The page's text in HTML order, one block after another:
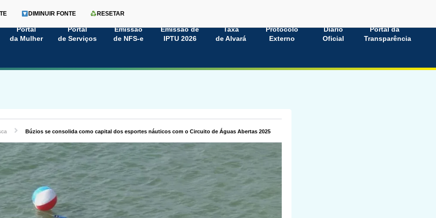
Portal
da Mulher
Portal
de Serviços
Emissão
de NFS-e
Emissão de
IPTU 2026
Taxa
de Alvará
Protocolo
Externo
Diário
Oficial
Portal da
Transparência
DIMINUIR FONTE RESETAR
Búzios se consolida como capital dos esportes náuticos com o Circuito de Águas Abertas 2025